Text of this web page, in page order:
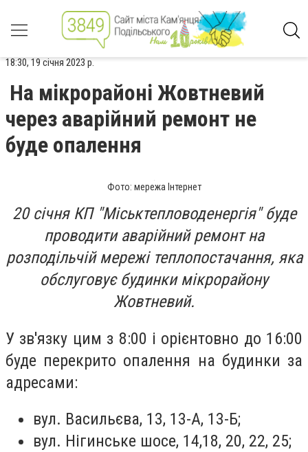
18:30, 19 січня 2023 р.
На мікрорайоні Жовтневий
через аварійний ремонт не
буде опалення
Фото: мережа Інтернет
20 січня КП "Міськтепловоденергія" буде
проводити аварійний ремонт на
розподільчій мережі теплопостачання, яка
обслуговує будинки мікрорайону
Жовтневий.
У зв'язку цим з 8:00 і орієнтовно до 16:00
буде перекрито опалення на будинки за
адресами:
вул. Васильєва, 13, 13-А, 13-Б;
вул. Нігинське шосе, 14,18, 20, 22, 25;